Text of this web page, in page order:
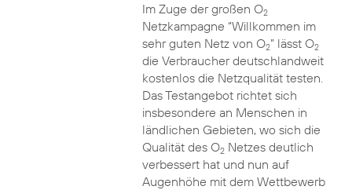
Im Zuge der großen O2
Netzkampagne “Willkommen im
sehr guten Netz von O2” lässt O2
die Verbraucher deutschlandweit
kostenlos die Netzqualität testen.
Das Testangebot richtet sich
insbesondere an Menschen in
ländlichen Gebieten, wo sich die
Qualität des O2Netzes deutlich
verbessert hat und nun auf
Augenhöhe mit dem Wettbewerb